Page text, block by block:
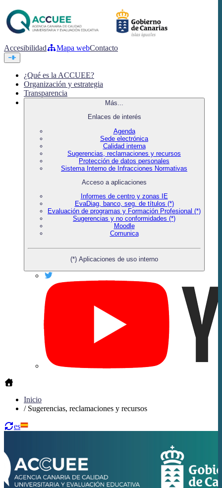
Accesibilidad Mapa webContacto
¿Qué es la ACCUEE?
Organización y estrategia
Transparencia
Más...
Enlaces de interés
Agenda
Sede electrónica
Calidad interna
Sugerencias, reclamaciones y recursos
Protección de datos personales
Sistema Interno de Infracciones Normativas
Acceso a aplicaciones
Informes de centro y zonas IE
EvaDiag, banco, seg. de títulos (*)
Evaluación de programas y Formación Profesional (*)
Sugerencias y no conformidades (*)
Moodle
Comunica
(*) Aplicaciones de uso interno
Inicio
/ Sugerencias, reclamaciones y recursos
es